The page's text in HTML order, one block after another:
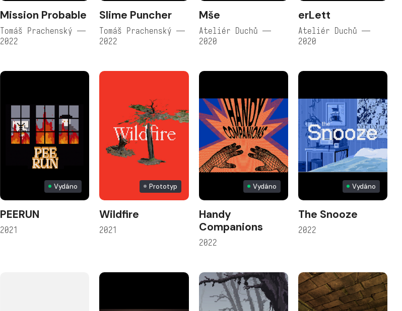
Mission Probable
Tomáš Prachenský —
2022
Slime Puncher
Tomáš Prachenský —
2022
Mše
Ateliér Duchů —
2020
erLett
Ateliér Duchů —
2020
Vydáno
PEERUN
2021
Prototyp
Wildfire
2021
Vydáno
Handy
Companions
2022
Vydáno
The Snooze
2022